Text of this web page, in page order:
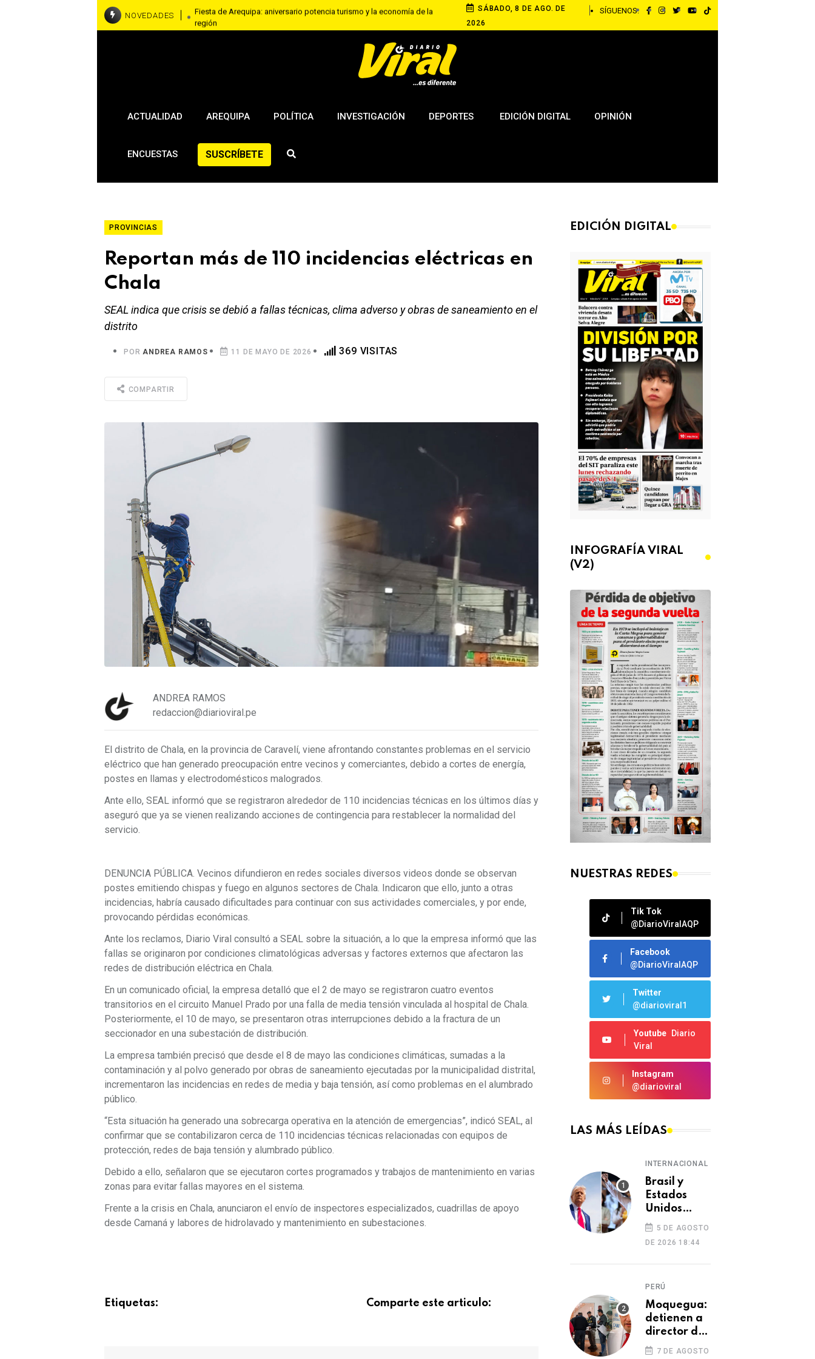
NOVEDADES
Fiesta de Arequipa: aniversario potencia turismo y la economía de la
región
Educación universitaria III
SÁBADO, 8 DE AGO. DE
2026
SÍGUENOS:
ACTUALIDAD AREQUIPA POLÍTICA INVESTIGACIÓN DEPORTES EDICIÓN DIGITAL OPINIÓN
ENCUESTAS SUSCRÍBETE
PROVINCIAS
Reportan más de 110 incidencias eléctricas en
Chala
SEAL indica que crisis se debió a fallas técnicas, clima adverso y obras de saneamiento en el
distrito
PORANDREA RAMOS 11 DE MAYO DE 2026 369 VISITAS
COMPARTIR
ANDREA RAMOS
redaccion@diarioviral.pe
El distrito de Chala, en la provincia de Caravelí, viene afrontando constantes problemas en el servicio
eléctrico que han generado preocupación entre vecinos y comerciantes, debido a cortes de energía,
postes en llamas y electrodomésticos malogrados.
Ante ello, SEAL informó que se registraron alrededor de 110 incidencias técnicas en los últimos días y
aseguró que ya se vienen realizando acciones de contingencia para restablecer la normalidad del
servicio.
DENUNCIA PÚBLICA. Vecinos difundieron en redes sociales diversos videos donde se observan
postes emitiendo chispas y fuego en algunos sectores de Chala. Indicaron que ello, junto a otras
incidencias, habría causado dificultades para continuar con sus actividades comerciales, y por ende,
provocando pérdidas económicas.
Ante los reclamos, Diario Viral consultó a SEAL sobre la situación, a lo que la empresa informó que las
fallas se originaron por condiciones climatológicas adversas y factores externos que afectaron las
redes de distribución eléctrica en Chala.
En un comunicado oficial, la empresa detalló que el 2 de mayo se registraron cuatro eventos
transitorios en el circuito Manuel Prado por una falla de media tensión vinculada al hospital de Chala.
Posteriormente, el 10 de mayo, se presentaron otras interrupciones debido a la fractura de un
seccionador en una subestación de distribución.
La empresa también precisó que desde el 8 de mayo las condiciones climáticas, sumadas a la
contaminación y al polvo generado por obras de saneamiento ejecutadas por la municipalidad distrital,
incrementaron las incidencias en redes de media y baja tensión, así como problemas en el alumbrado
público.
“Esta situación ha generado una sobrecarga operativa en la atención de emergencias”, indicó SEAL, al
confirmar que se contabilizaron cerca de 110 incidencias técnicas relacionadas con equipos de
protección, redes de baja tensión y alumbrado público.
Debido a ello, señalaron que se ejecutaron cortes programados y trabajos de mantenimiento en varias
zonas para evitar fallas mayores en el sistema.
Frente a la crisis en Chala, anunciaron el envío de inspectores especializados, cuadrillas de apoyo
desde Camaná y labores de hidrolavado y mantenimiento en subestaciones.
Etiquetas: Comparte este articulo:
EDICIÓN DIGITAL
INFOGRAFÍA VIRAL
(V2)
NUESTRAS REDES
Tik Tok
@DiarioViralAQP
Facebook
@DiarioViralAQP
Twitter
@diarioviral1
Youtube
Diario
Viral
Instagram
@diarioviral
LAS MÁS LEÍDAS
INTERNACIONAL
Brasil y
Estados
Unidos
elevan
tensión
diplomática
tras retiro
embajadora
en
Washington
5 DE AGOSTO
DE 2026 18:44
PERÚ
Moquegua:
detienen a
director de
Essalud en
7 DE AGOSTO